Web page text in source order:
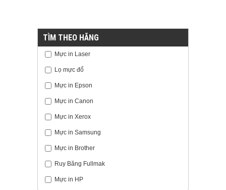
TÌM THEO HÃNG
Mực in Laser
Lọ mực đổ
Mực in Epson
Mực in Canon
Mực in Xerox
Mực in Samsung
Mực in Brother
Ruy Băng Fullmak
Mực in HP